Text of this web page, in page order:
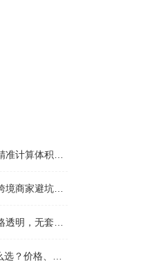
算体积重？
避坑全攻略
无套路不踩坑
、避坑指南